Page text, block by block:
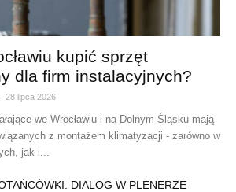
kupić sprzęt
dla firm instalacyjnych?
- 28 lipca 2026
we Wrocławiu i na Dolnym Śląsku mają
z montażem klimatyzacji - zarówno w
jak i...
DIALOG W PLENERZE